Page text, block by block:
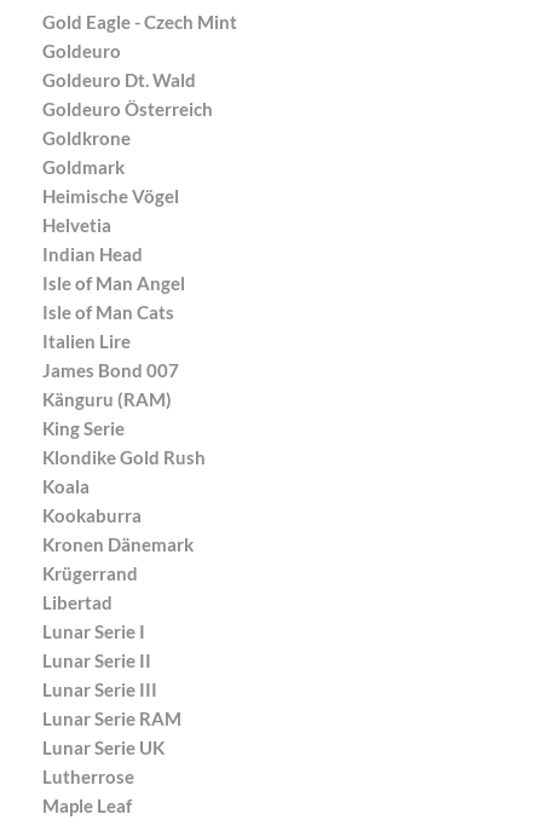
Gold Eagle - Czech Mint
Goldeuro
Goldeuro Dt. Wald
Goldeuro Österreich
Goldkrone
Goldmark
Heimische Vögel
Helvetia
Indian Head
Isle of Man Angel
Isle of Man Cats
Italien Lire
James Bond 007
Känguru (RAM)
King Serie
Klondike Gold Rush
Koala
Kookaburra
Kronen Dänemark
Krügerrand
Libertad
Lunar Serie I
Lunar Serie II
Lunar Serie III
Lunar Serie RAM
Lunar Serie UK
Lutherrose
Maple Leaf